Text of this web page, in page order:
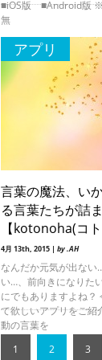
■iOS版 ■Android版
無
アプリ
言葉の魔法、い
る言葉たちが詰
【kotonoha(コト
4月 13th, 2015 | by .AH
なんだか元気が出な
い…、前向きになりた
にでもありますよね？
て欲しいアプリをご
動の言葉を
1
2 3